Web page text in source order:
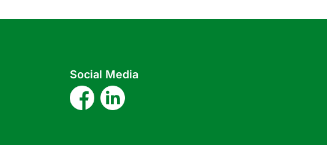
Social Media